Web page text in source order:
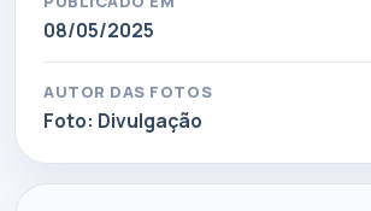
08/05/2025
AUTOR DAS FOTOS
Foto: Divulgação